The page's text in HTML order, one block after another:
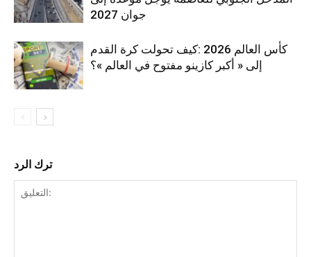
جوان 2027
كأس العالم 2026 :كيف تحولت كرة القدم
إلى « أكبر كازينو مفتوح في العالم »؟
ترك الرد